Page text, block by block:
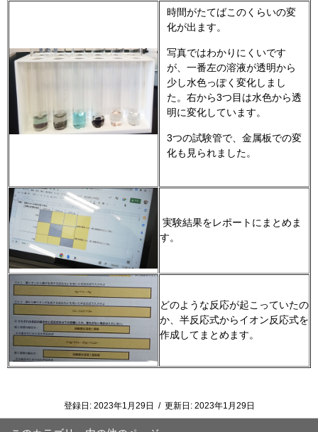
時間がたてばこのくらいの変
化が出ます。
写真ではわかりにくいです
が、一番左の溶液が透明から
少し水色っぽく変化しまし
た。右から3つ目は水色から透
明に変化しています。
3つの試験管で、金属板での変
化も見られました。
実験結果をレポートにまとめま
す。
どのような反応が起こっていたの
か、半反応式からイオン反応式を
作成してまとめます。
登録日: 2023年1月29日 / 更新日: 2023年1月29日